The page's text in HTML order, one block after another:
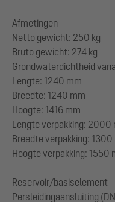
Afmetingen
Netto gewicht: 250 kg
Bruto gewicht: 274 kg
Grondwaterdichtheid
Lengte: 1240 mm
Breedte: 1240 mm
Hoogte: 1416 mm
Lengte verpakking: 2000
Breedte verpakking: 1300
Hoogte verpakking: 1550
Reservoir/basiselement
Persleidingaansluiting